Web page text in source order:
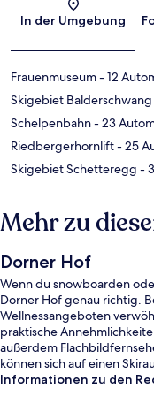
In der Umgebung
Frauenmuseum- 12
Skigebiet Balderschwang
Schelpenbahn- 23
Riedbergerhornlift- 25
Skigebiet Schetteregg -
Mehr zu
Dorner Hof
Wenn du snowboarden
Dorner Hof genau richtig.
Wellnessangeboten
praktische
außerdem
können sich auf einen
Informationen zu den